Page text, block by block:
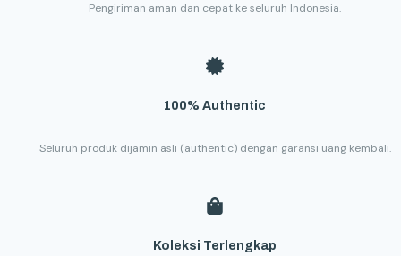
Pengiriman aman dan cepat ke seluruh Indonesia.
100% Authentic
Seluruh produk dijamin asli (authentic) dengan garansi uang kembali.
Koleksi Terlengkap